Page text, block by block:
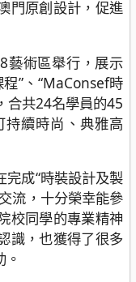
門原創設計，促進
藝術區舉行，展示
”、“MaConsef時
合共24名學員的45
持續時尚、典雅高
成“時裝設計及製
流，十分榮幸能參
校同學的專業精神
識，也獲得了很多